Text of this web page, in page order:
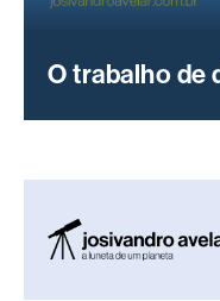
O trabalho de